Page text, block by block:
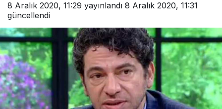
8 Aralık 2020, 11:29 yayınlandı 8 Aralık 2020, 11:31
güncellendi